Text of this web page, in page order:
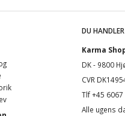
DU
Karma
DK - 9800
CVR
Tlf +45 6067
Alle ugens